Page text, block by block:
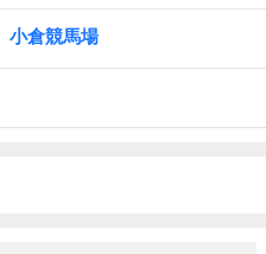
小倉競馬場